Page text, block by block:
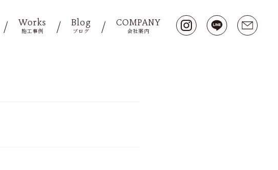
Works
施工事例
Blog
ブログ
COMPANY
会社案内